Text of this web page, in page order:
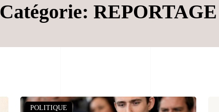
Catégorie: REPORTAGE
POLITIQUE